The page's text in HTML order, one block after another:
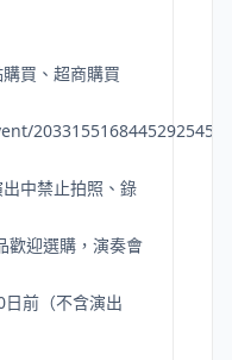
買、超商購買
2033155168445292545
中禁止拍照、錄
歡迎選購，演奏會
前（不含演出